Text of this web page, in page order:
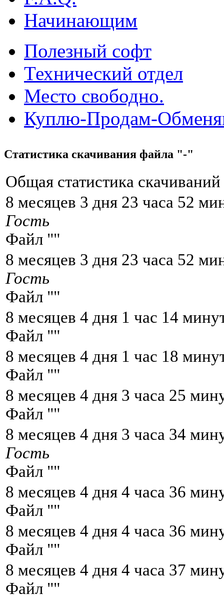
Начинающим
Полезный софт
Технический отдел
Место свободно.
Куплю-Продам-
Статистика скачивания файла "-"
Общая статистика
8 месяцев 3 дня 23 часа 52
Гость
Файл ""
8 месяцев 3 дня 23 часа 52
Гость
Файл ""
8 месяцев 4 дня 1 час 14
Файл ""
8 месяцев 4 дня 1 час 18
Файл ""
8 месяцев 4 дня 3 часа 25
Файл ""
8 месяцев 4 дня 3 часа 34
Гость
Файл ""
8 месяцев 4 дня 4 часа 36
Файл ""
8 месяцев 4 дня 4 часа 36
Файл ""
8 месяцев 4 дня 4 часа 37
Файл ""